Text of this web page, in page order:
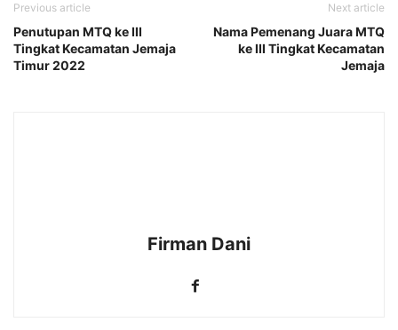
Previous article
Penutupan MTQ ke III
Tingkat Kecamatan Jemaja
Timur 2022
Next article
Nama Pemenang Juara MTQ
ke III Tingkat Kecamatan
Jemaja
Firman Dani